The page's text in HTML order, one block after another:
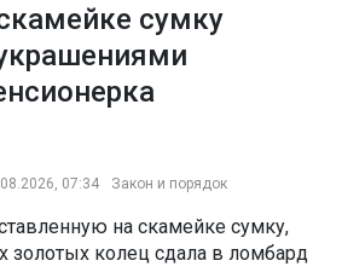
сумку
07:34 Закон и порядок
на скамейке сумку,
золотых колец сдала в ломбард